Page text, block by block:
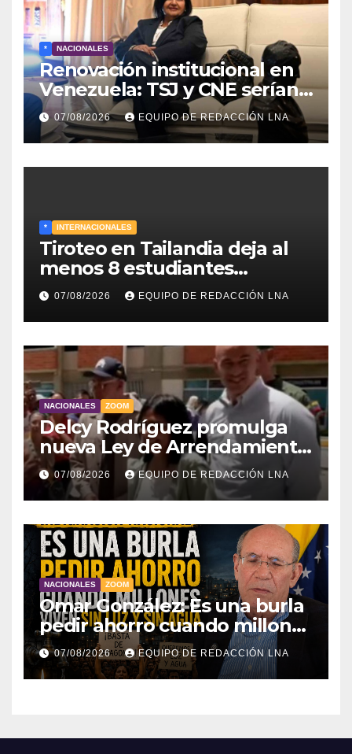
* NACIONALES
Renovación institucional en
Venezuela: TSJ y CNE serían
designados a finales de 2026
07/08/2026 EQUIPO DE REDACCIÓN LNA
* INTERNACIONALES
Tiroteo en Tailandia deja al
menos 8 estudiantes
muertos y 30 heridos
07/08/2026 EQUIPO DE REDACCIÓN LNA
NACIONALES ZOOM
Delcy Rodríguez promulga
nueva Ley de Arrendamiento
para atender a familias
damnificadas
07/08/2026 EQUIPO DE REDACCIÓN LNA
NACIONALES ZOOM
Omar González: Es una burla
pedir ahorro cuando millones
viven sin luz y sin agua
07/08/2026 EQUIPO DE REDACCIÓN LNA